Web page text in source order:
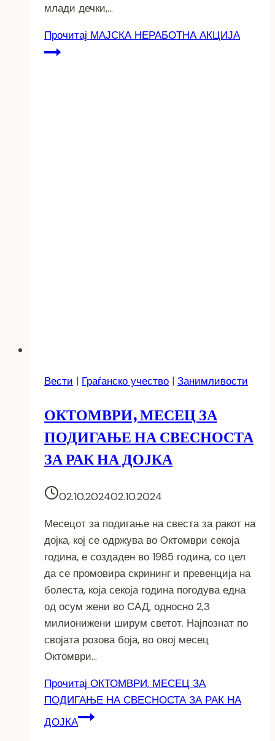
млади дечки,…
Прочитај МАЈСКА НЕРАБОТНА АКЦИЈА
Вести | Граѓанско учество | Занимливости
ОКТОМВРИ, МЕСЕЦ ЗА
ПОДИГАЊЕ НА СВЕСНОСТА
ЗА РАК НА ДОЈКА
02.10.202402.10.2024
Месецот за подигање на свеста за ракот на
дојка, кој се одржува во Oктомври секоја
година, е создаден во 1985 година, со цел
да се промовира скрининг и превенција на
болеста, која секоја година погодува една
од осум жени во САД, односно 2,3
милионижени ширум светот. Најпознат по
својата розова боја, во овој месец
Октомври…
Прочитај ОКТОМВРИ, МЕСЕЦ ЗА
ПОДИГАЊЕ НА СВЕСНОСТА ЗА РАК НА
ДОЈКА